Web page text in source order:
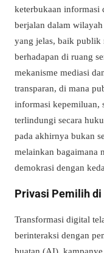
keterbukaan informasi
berjalan dalam
yang jelas, baik publik
berhadapan di ruang
mekanisme mediasi
transparan, di mana
informasi kepemiluan,
terlindungi secara
pada akhirnya bukan
melainkan bagaimana
demokrasi dengan
Privasi Pemilih di
Transformasi digital
berinteraksi dengan
buatan (AI),